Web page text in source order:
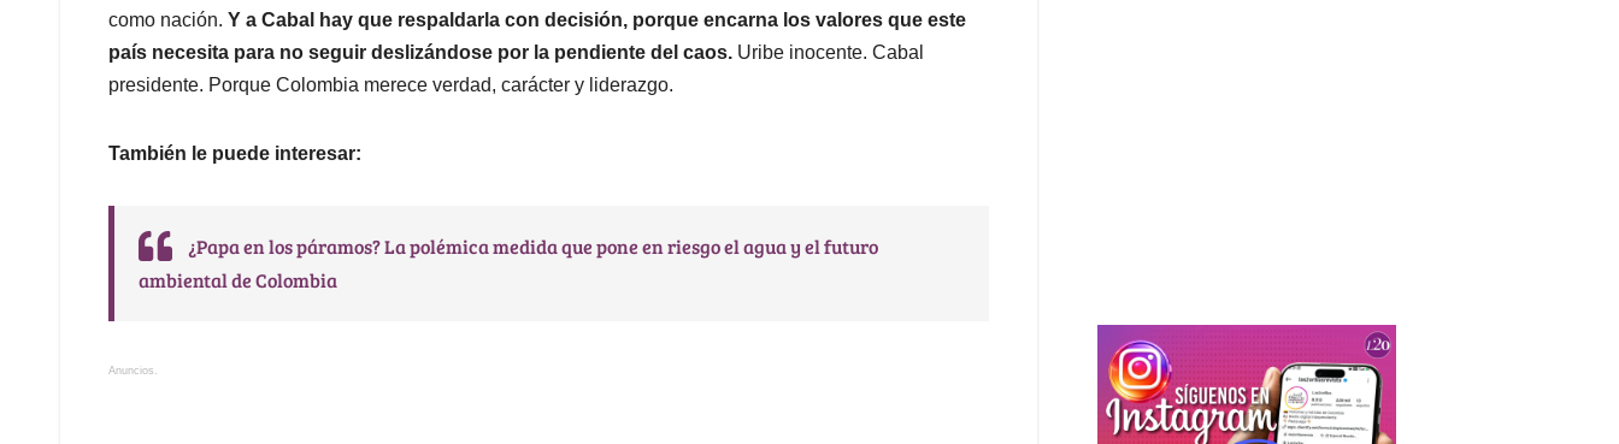
como nación. Y a Cabal hay que respaldarla con decisión, porque encarna los valores que este
país necesita para no seguir deslizándose por la pendiente del caos. Uribe inocente. Cabal
presidente. Porque Colombia merece verdad, carácter y liderazgo.
También le puede interesar:
¿Papa en los páramos? La polémica medida que pone en riesgo el agua y el futuro
ambiental de Colombia
Anuncios.